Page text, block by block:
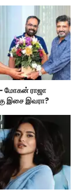
- மோகன் ராஜா
இசை இவரா?